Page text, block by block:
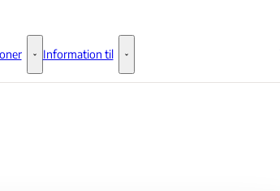
Publikationer - Flere links
Information til Information til - Flere links